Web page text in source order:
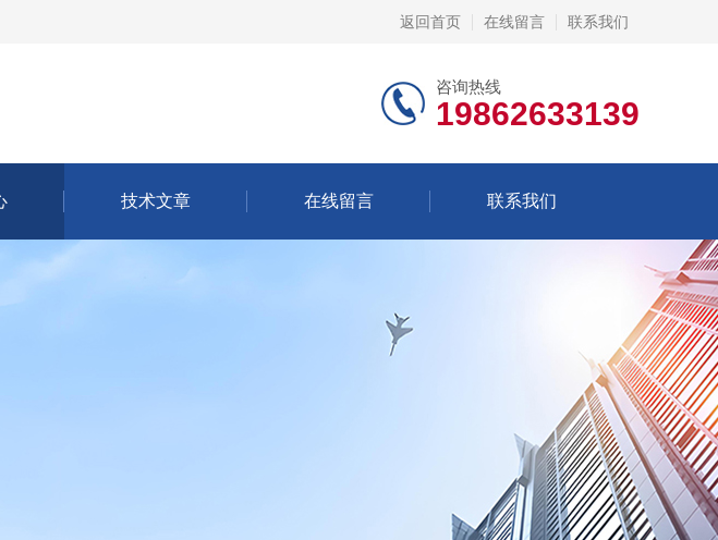
返回首页 在线留言 联系我们
咨询热线
19862633139
技术文章 在线留言 联系我们